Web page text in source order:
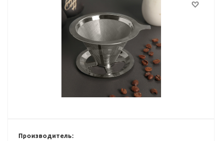
Производитель: